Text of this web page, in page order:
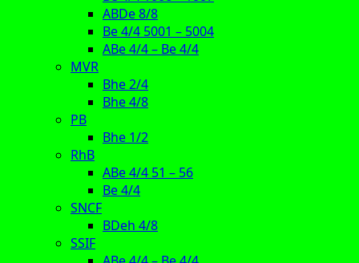
ABDe 8/8
Be 4/4 5001 – 5004
ABe 4/4 – Be 4/4
MVR
Bhe 2/4
Bhe 4/8
PB
Bhe 1/2
RhB
ABe 4/4 51 – 56
Be 4/4
SNCF
BDeh 4/8
SSIF